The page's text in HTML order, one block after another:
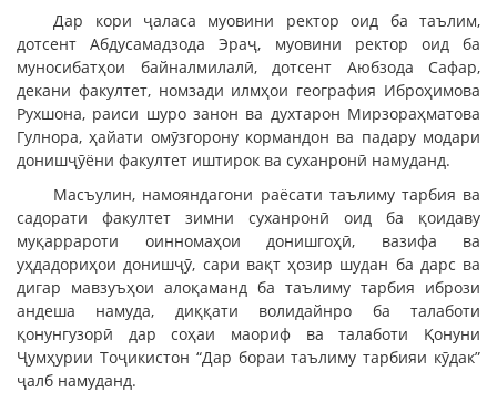
Дар кори ҷаласа муовини ректор оид ба таълим,
дотсент Абдусамадзода Эраҷ, муовини ректор оид ба
муносибатҳои байналмилалӣ, дотсент Аюбзода Сафар,
декани факултет, номзади илмҳои география Иброҳимова
Рухшона, раиси шуро занон ва духтарон Мирзораҳматова
Гулнора, ҳайати омӯзгорону кормандон ва падару модари
донишҷӯёни факултет иштирок ва суханронӣ намуданд.
Масъулин, намояндагони раёсати таълиму тарбия ва
садорати факултет зимни суханронӣ оид ба қоидаву
муқаррароти оинномаҳои донишгоҳӣ, вазифа ва
уҳдадориҳои донишҷӯ, сари вақт ҳозир шудан ба дарс ва
дигар мавзуъҳои алоқаманд ба таълиму тарбия ибрози
андеша намуда, диққати волидайнро ба талаботи
қонунгузорӣ дар соҳаи маориф ва талаботи Қонуни
Ҷумҳурии Тоҷикистон “Дар бораи таълиму тарбияи кӯдак”
ҷалб намуданд.